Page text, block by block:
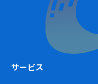
サービス